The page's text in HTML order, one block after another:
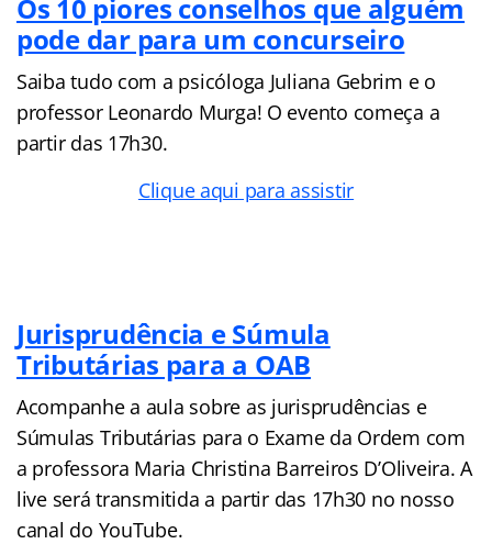
Os 10 piores conselhos que alguém
pode dar para um concurseiro
Saiba tudo com a psicóloga Juliana Gebrim e o
professor Leonardo Murga! O evento começa a
partir das 17h30.
Clique aqui para assistir
Jurisprudência e Súmula
Tributárias para a OAB
Acompanhe a aula sobre as jurisprudências e
Súmulas Tributárias para o Exame da Ordem com
a professora Maria Christina Barreiros D’Oliveira. A
live será transmitida a partir das 17h30 no nosso
canal do YouTube.